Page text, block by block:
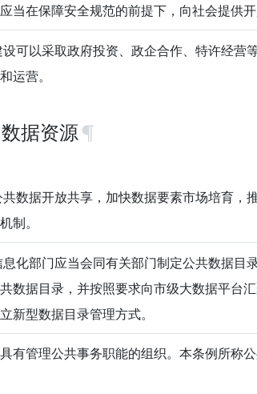
在保障安全规范的前提下，向社会提供开
可以采取政府投资、政企合作、特许经营
运营。
据资源
数据开放共享，加快数据要素市场培育，
制。
化部门应当会同有关部门制定公共数据目
数据目录，并按照要求向市级大数据平台
新型数据目录管理方式。
有管理公共事务职能的组织。本条例所称